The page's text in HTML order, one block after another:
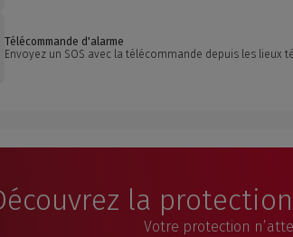
Télécommande d'alarme
Envoyez un SOS avec la télécommande depuis les lieux
la
Votre protection